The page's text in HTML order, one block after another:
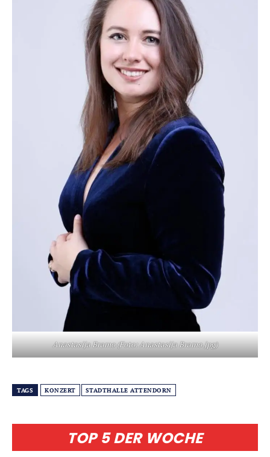
TOP 5 DER WOCHE
Anastasija Bramo (Foto: Anastasija Bramo.jpg)
TAGS KONZERT STADTHALLE ATTENDORN